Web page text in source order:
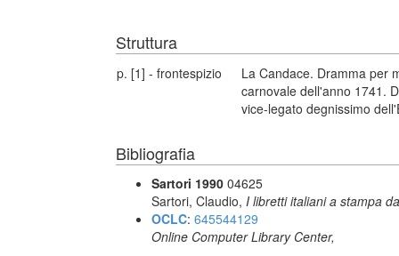
Struttura
p. [1] - frontespizio
La Candace. Dramma per
carnovale dell'anno 1741.
vice-legato degnissimo
Bibliografia
Sartori 1990 04625
Sartori, Claudio, I libretti italiani a stampa
OCLC: 645544129
Online Computer Library Center,